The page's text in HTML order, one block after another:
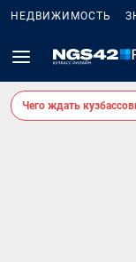
НЕДВИЖИМОСТЬ
Чего ждать